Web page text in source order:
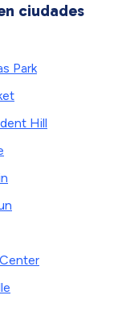
ciudades
Park
Hill